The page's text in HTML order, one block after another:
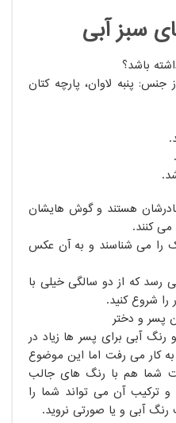
سبز آبی
باشد؟
جنس: پنبه لاوان، پارچه کتان
هستند و گوش هایشان
کنند.
را می شناسند و به آن عکس
رسد که از دو سالگی خیلی با
شروع کنید.
پسر و دختر
آبی برای پسر ها زیاد در
کار می رفت اما این موضوع
شما هم با رنگ های جالب
و ترکیب آن می تواند شما را
آبی و یا صورتی نروید.